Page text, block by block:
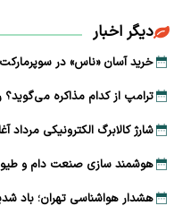
دیگر اخبار
خرید آسان «ناس» در
ترامپ از کدام مذاکره
شارژ کالابرگ الکترونیکی مرداد
هوشمند سازی صنعت دام و
هشدار هواشناسی تهران؛ باد